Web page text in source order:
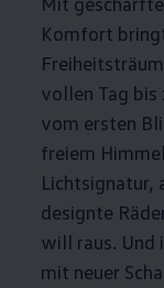
Komfort
vollen Tag bis
vom ersten
freiem
Lichtsignatur,
designte
will raus. Und
mit neuer